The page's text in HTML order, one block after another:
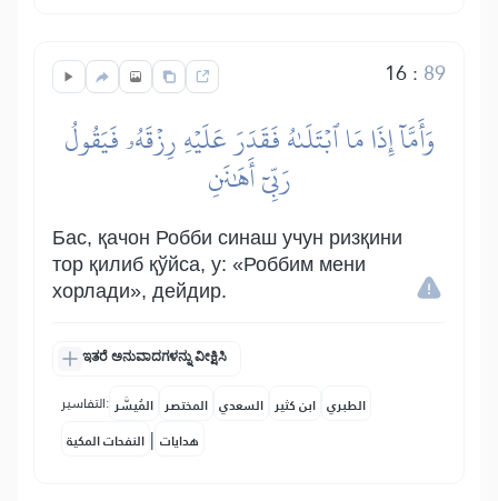
16: 89
وَأَمَّآ إِذَا مَا ٱبۡتَلَىٰهُ فَقَدَرَ عَلَيۡهِ رِزۡقَهُۥ فَيَقُولُ
رَبِّيٓ أَهَٰنَنِ
Бас, қачон Робби синаш учун ризқини
тор қилиб қўйса, у: «Роббим мени
хорлади», дейдир.
ಇತರೆ ಅನುವಾದಗಳನ್ನು ವೀಕ್ಷಿಸಿ
التفاسير: المُيسَّر المختصر السعدي ابن كثير الطبري
النفحات المكية | هدايات